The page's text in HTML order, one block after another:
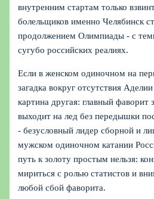
внутренним стартам только
болельщиков именно Челябинск
продолжением Олимпиады - с
сугубо российских реалиях.
Если в женском одиночном на
загадка вокруг отсутствия
картина другая: главный фаворит
выходит на лед без передышки
- безусловный лидер сборной и
мужском одиночном катании
путь к золоту простым нельзя:
мириться с ролью статистов и
любой сбой фаворита.